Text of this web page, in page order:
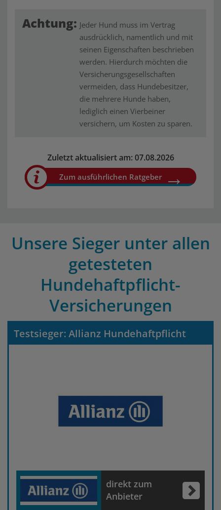
Achtung: Jeder Hund muss im Vertrag
ausdrücklich, namentlich und mit
seinen Eigenschaften beschrieben
werden. Hierdurch möchten die
Versicherungsgesellschaften
vermeiden, dass Hundebesitzer,
die mehrere Hunde haben,
lediglich einen Vierbeiner
versichern, um Kosten zu sparen.
Zuletzt aktualisiert am: 07.08.2026
Zum ausführlichen Ratgeber
Unsere Sieger unter allen
getesteten
Hundehaftpflicht-
Versicherungen
Testsieger: Allianz Hundehaftpflicht
direkt zum
Anbieter